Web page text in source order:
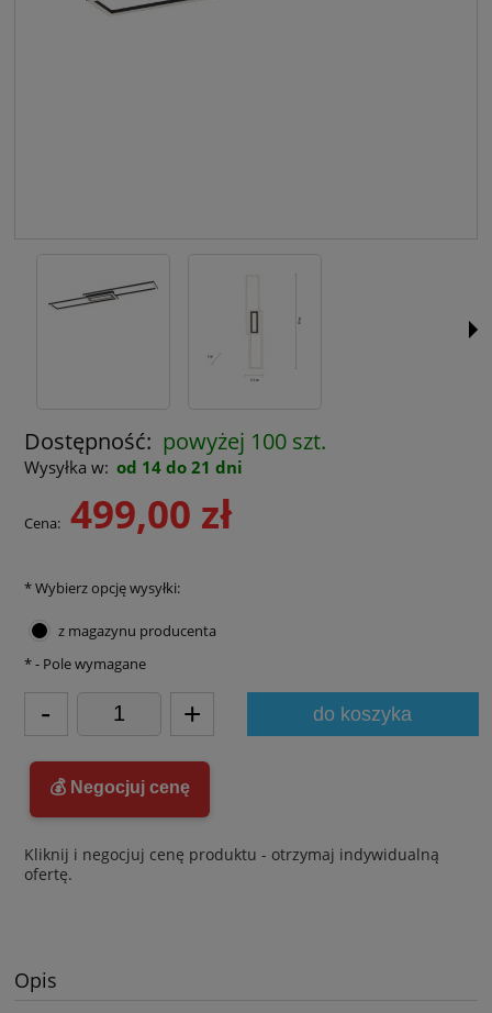
Dostępność: powyżej 100 szt.
Wysyłka w: od 14 do 21 dni
Cena: 499,00 zł
*Wybierz opcję wysyłki:
z magazynu producenta
- + do koszyka
*- Pole wymagane
💰 Negocjuj cenę
Kliknij i negocjuj cenę produktu - otrzymaj indywidualną
ofertę.
Opis